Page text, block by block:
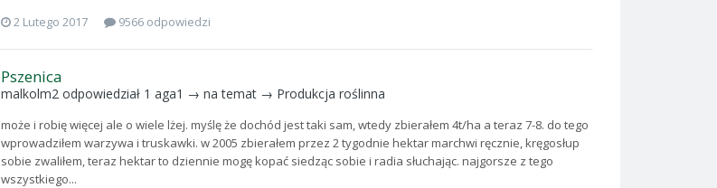
2 Lutego 2017
9566 odpowiedzi
Pszenica
malkolm2 odpowiedział 1 aga1 → na temat → Produkcja roślinna
może i robię więcej ale o wiele lżej. myślę że dochód jest taki sam, wtedy zbierałem 4t/ha a teraz 7-8. do tego
wprowadziłem warzywa i truskawki. w 2005 zbierałem przez 2 tygodnie hektar marchwi ręcznie, kręgosłup
sobie zwaliłem, teraz hektar to dziennie mogę kopać siedząc sobie i radia słuchając. najgorsze z tego
wszystkiego...